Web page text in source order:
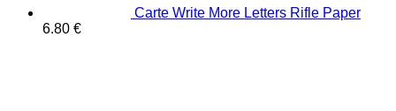
Carte Write More Letters Rifle Paper
6.80 €